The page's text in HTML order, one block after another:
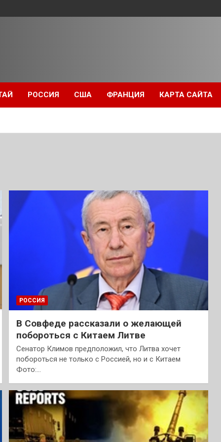
РОССИЯ США ФРАНЦИЯ КАРТА САЙТА
РОССИЯ
В Совфеде рассказали о желающей
побороться с Китаем Литве
Сенатор Климов предположил, что Литва хочет
побороться не только с Россией, но и с Китаем
Фото:…